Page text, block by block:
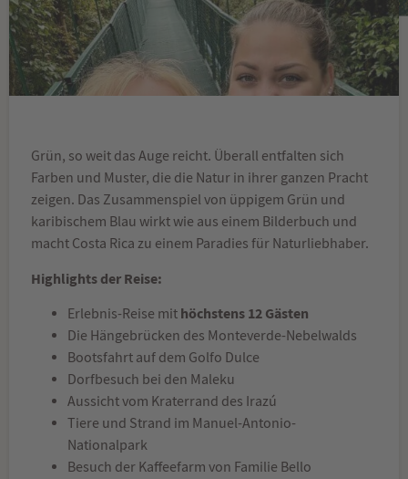
Grün, so weit das Auge reicht. Überall entfalten sich
Farben und Muster, die die Natur in ihrer ganzen Pracht
zeigen. Das Zusammenspiel von üppigem Grün und
karibischem Blau wirkt wie aus einem Bilderbuch und
macht Costa Rica zu einem Paradies für Naturliebhaber.
Highlights der Reise:
Erlebnis-Reise mit höchstens 12 Gästen
Die Hängebrücken des Monteverde-Nebelwalds
Bootsfahrt auf dem Golfo Dulce
Dorfbesuch bei den Maleku
Aussicht vom Kraterrand des Irazú
Tiere und Strand im Manuel-Antonio-
Nationalpark
Besuch der Kaffeefarm von Familie Bello